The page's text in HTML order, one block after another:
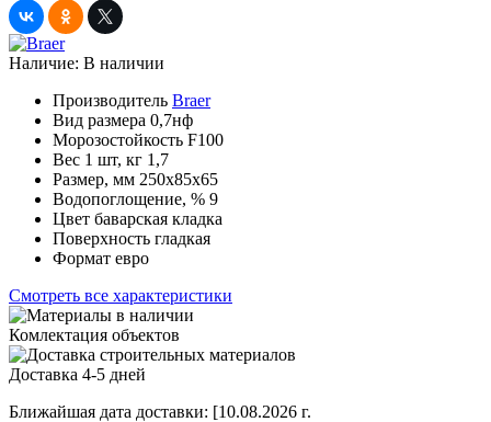
Наличие: В наличии
Производитель Braer
Вид размера 0,7нф
Морозостойкость F100
Вес 1 шт, кг 1,7
Размер, мм 250x85x65
Водопоглощение, % 9
Цвет баварская кладка
Поверхность гладкая
Формат евро
Смотреть все характеристики
Комлектация объектов
Доставка 4-5 дней
Ближайшая дата доставки: [10.08.2026 г.